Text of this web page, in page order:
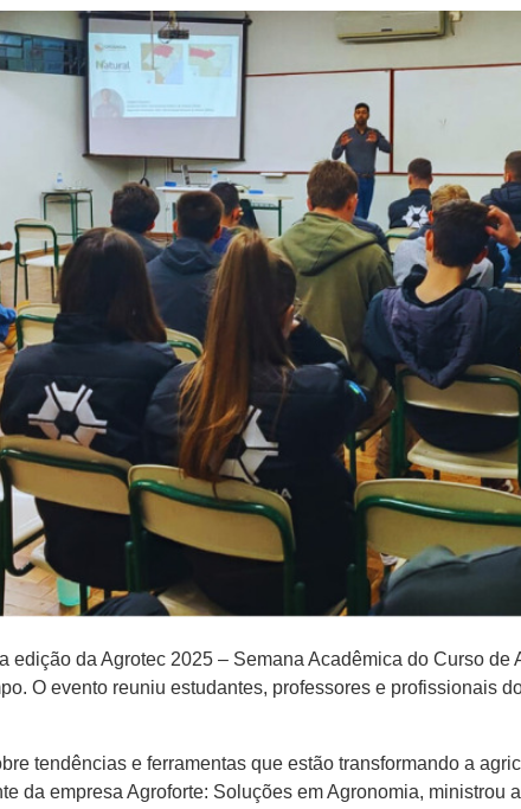
da Agrotec 2025 – Semana Acadêmica do Curso de
O evento reuniu estudantes, professores e profissionais
tendências e ferramentas que estão transformando a
da empresa Agroforte: Soluções em Agronomia, ministrou